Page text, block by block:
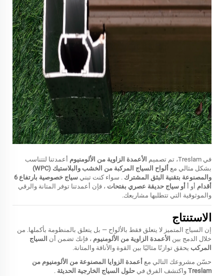
في Treslam، تم تصميم الأعمدة الزاوية من الألومنيوم أعمدتنا لتتناسب
بشكل مثالي مع
ألواح السياج المركبة من الخشب والبلاستيك (WPC)
والمصنوعة بتقنية البثق المشترك . سواء كنت تبني
سياج خصوصية بارتفاع 6
أقدام أو أ أو سياج حديقة عصري بفتحات ، فإن أعمدتنا توفر المتانة والرقي
والموثوقية التي تتطلبها مشاريعك.
الاستنتاج
إن السياج المتميز لا يتعلق فقط بالألواح — بل يتعلق بالمنظومة بأكملها. من
خلال الدمج بين الأعمدة الزاوية من الألومنيوم ، فإنك تضمن أن السياج
المركب يحقق توازنًا مثاليًا بين القوة والأناقة والمتانة.
حسّن مشروعك التالي مع أعمدة الزوايا المصنوعة من الألومنيوم من
Treslam واكتشف الفرق في حلول السياج الخارجية الحديثة .